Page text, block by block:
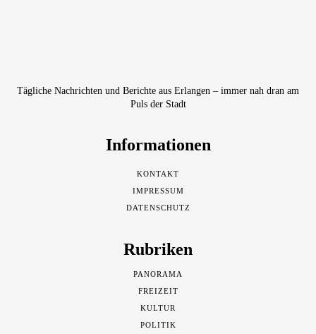
Tägliche Nachrichten und Berichte aus Erlangen – immer nah dran am
Puls der Stadt
Informationen
KONTAKT
IMPRESSUM
DATENSCHUTZ
Rubriken
PANORAMA
FREIZEIT
KULTUR
POLITIK